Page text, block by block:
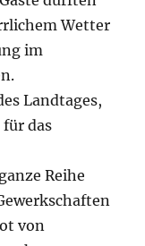
Wetter
im
Landtages,
das
Reihe
von